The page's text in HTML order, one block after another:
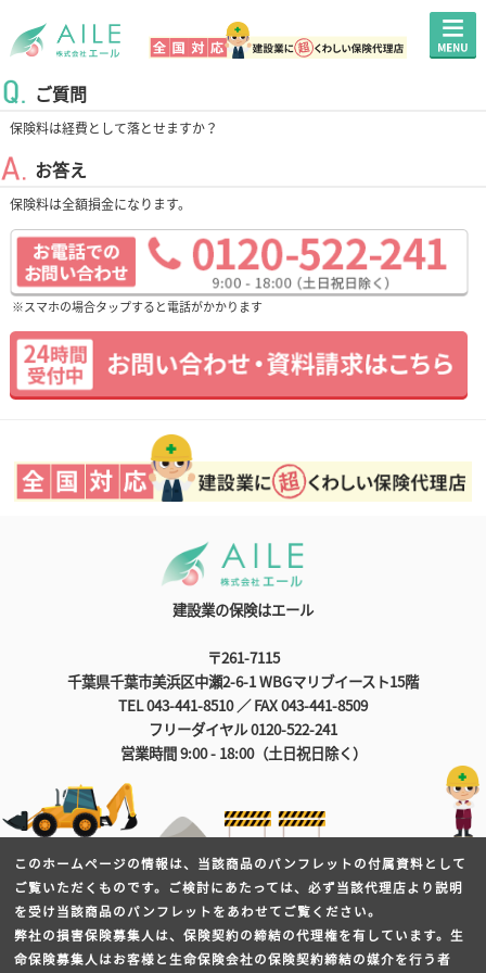
ご質問
保険料は経費として落とせますか？
お答え
保険料は全額損金になります。
※スマホの場合タップすると電話がかかります
建設業の保険はエール
〒261-7115
千葉県千葉市美浜区中瀬2-6-1 WBGマリブイースト15階
TEL 043-441-8510 ／ FAX 043-441-8509
フリーダイヤル 0120-522-241
営業時間 9:00 - 18:00（土日祝日除く）
このホームページの情報は、当該商品のパンフレットの付属資料として
ご覧いただくものです。ご検討にあたっては、必ず当該代理店より説明
を受け当該商品のパンフレットをあわせてご覧ください。
弊社の損害保険募集人は、保険契約の締結の代理権を有しています。生
命保険募集人はお客様と生命保険会社の保険契約締結の媒介を行う者